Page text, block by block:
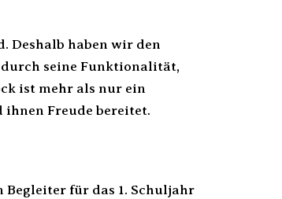
Deshalb haben wir den
seine Funktionalität,
ist mehr als nur ein
ihnen Freude bereitet.
für das 1. Schuljahr